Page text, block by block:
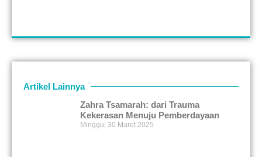
Artikel Lainnya
Zahra Tsamarah: dari Trauma
Kekerasan Menuju Pemberdayaan
Minggu, 30 Maret 2025